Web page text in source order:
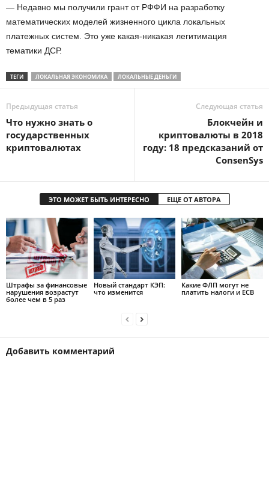
— Недавно мы получили грант от РФФИ на разработку
математических моделей жизненного цикла локальных
платежных систем. Это уже какая-никакая легитимация
тематики ДСР.
ТЕГИ ЛОКАЛЬНАЯ ЭКОНОМИКА ЛОКАЛЬНЫЕ ДЕНЬГИ
Предыдущая статья
Что нужно знать о
государственных
криптовалютах
Следующая статья
Блокчейн и
криптовалюты в 2018
году: 18 предсказаний от
ConsenSys
ЭТО МОЖЕТ БЫТЬ ИНТЕРЕСНО ЕЩЕ ОТ АВТОРА
Штрафы за финансовые
нарушения возрастут
более чем в 5 раз
Новый стандарт КЭП:
что изменится
Какие ФЛП могут не
платить налоги и ЕСВ
Добавить комментарий